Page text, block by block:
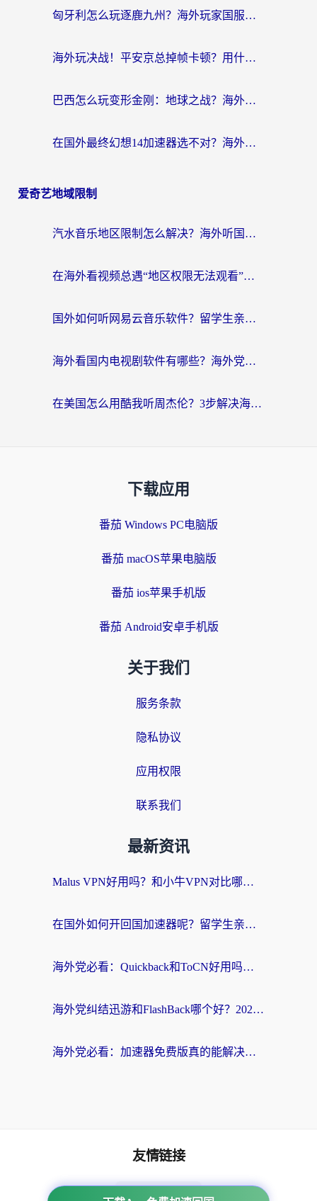
匈牙利怎么玩逐鹿九州？海外玩家国服游戏加速器终极指南（附永劫无间荣耀新三国解决方案）
海外玩决战！平安京总掉帧卡顿？用什么加速器比较好？实测指南来了
巴西怎么玩变形金刚：地球之战？海外玩家国服游戏加速终极指南（附新诛仙延迟密室逃脱18解决办法）
在国外最终幻想14加速器选不对？海外玩家的国服游戏加速避坑指南
爱奇艺地域限制
汽水音乐地区限制怎么解决？海外听国内音乐的实用指南来了
在海外看视频总遇“地区权限无法观看”？这篇攻略帮你轻松解锁国内影视动漫
国外如何听网易云音乐软件？留学生亲测有效的回国加速方案
海外看国内电视剧软件有哪些？海外党专属追剧指南来了
在美国怎么用酷我听周杰伦？3步解决海外听歌地域限制，附QQ音乐网易云通用技巧
下载应用
番茄 Windows PC电脑版
番茄 macOS苹果电脑版
番茄 ios苹果手机版
番茄 Android安卓手机版
关于我们
服务条款
隐私协议
应用权限
联系我们
最新资讯
Malus VPN好用吗？和小牛VPN对比哪个回国效果更好？海外党亲测实用指南
在国外如何开回国加速器呢？留学生亲测的无缝访问国内资源指南
海外党必看：Quickback和ToCN好用吗？3分钟选对回国加速器的实用指南
海外党纠结迅游和FlashBack哪个好？2026实用指南教你选对回国加速器
海外党必看：加速器免费版真的能解决回国访问难题吗？附实用选择指南
友情链接
番茄加速器